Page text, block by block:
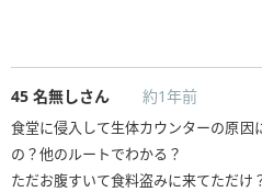
45 名無しさん 約1年前
食堂に侵入して生体カウンターの原因
の？他のルートでわかる？
ただお腹すいて食料盗みに来てただけ